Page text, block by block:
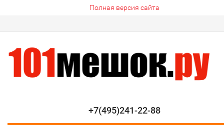
Полная версия сайта
+7(495)241-22-88